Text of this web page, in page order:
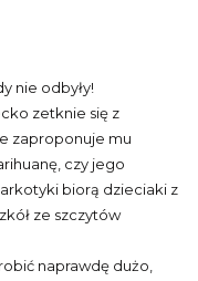
nie odbyły!
zetknie się z
zaproponuje mu
czy jego
biorą dzieciaki z
ze szczytów
naprawdę dużo,